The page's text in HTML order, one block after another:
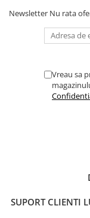
Newsletter Nu rata
Vreau sa
SUPORT CLIENTI